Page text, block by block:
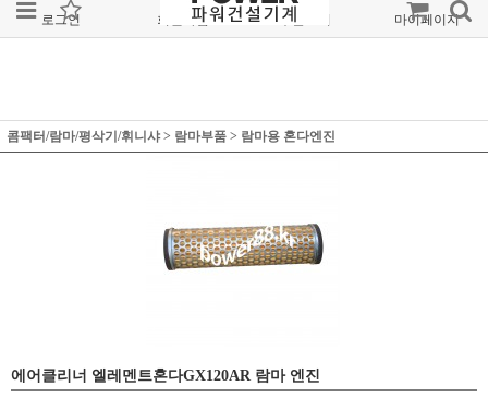
로그인 회원가입 주문조회 마이페이지
콤팩터/람마/평삭기/휘니샤> 람마부품 > 람마용 혼다엔진
에어클리너 엘레멘트혼다GX120AR 람마 엔진